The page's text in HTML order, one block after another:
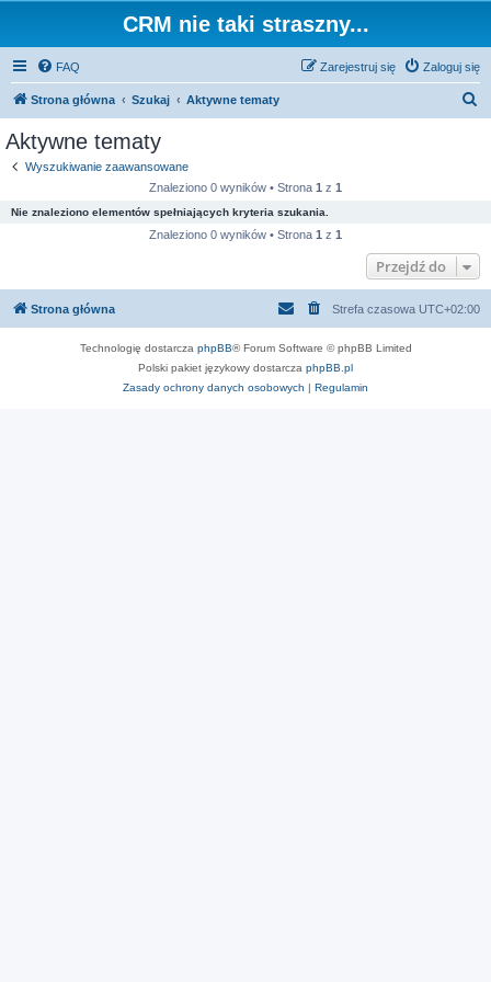
CRM nie taki straszny...
FAQ Zaloguj się
Zarejestruj się
Strona główna Szukaj Aktywne tematy
Aktywne tematy
Wyszukiwanie zaawansowane
Znaleziono 0 wyników • Strona 1 z 1
Nie znaleziono elementów spełniających kryteria szukania.
Znaleziono 0 wyników • Strona 1 z 1
Przejdź do
Strona główna Strefa czasowa UTC+02:00
Technologię dostarcza phpBB® Forum Software © phpBB Limited
Polski pakiet językowy dostarcza phpBB.pl
Zasady ochrony danych osobowych | Regulamin